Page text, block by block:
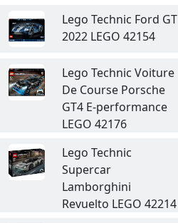
Lego Technic Ford GT
2022 LEGO 42154
Lego Technic Voiture
De Course Porsche
GT4 E-performance
LEGO 42176
Lego Technic
Supercar
Lamborghini
Revuelto LEGO 42214